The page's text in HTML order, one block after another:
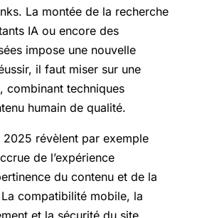
La montée de la recherche
IA ou encore des
impose une nouvelle
il faut miser sur une
combinant techniques
humain de qualité.
2025 révèlent par exemple
de l’expérience
du contenu et de la
compatibilité mobile, la
et la sécurité du site